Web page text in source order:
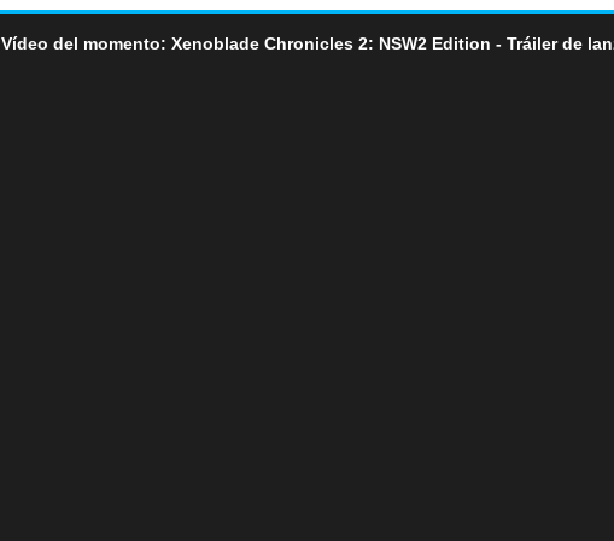
Vídeo del momento: Xenoblade Chronicles 2: NSW2 Edition - Tráiler de